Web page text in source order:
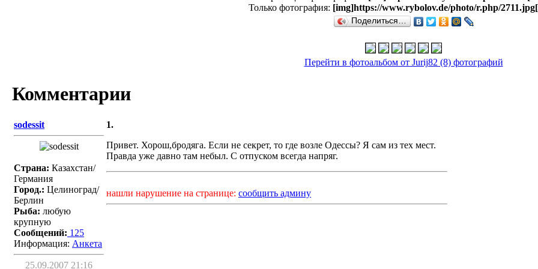
Только фотография: [img]https://www.rybolov.de/photo/r.php/
Поделиться…
Перейти в фотоальбом от Jurij82 (8) фотографий
Комментарии
sodessit
Страна: Казахстан/
Германия
Город.: Целиноград/
Берлин
Рыба: любую
крупную
Сообщений: 125
Информация: Aнкета
25.09.2007 21:16
1.
Привет. Хорош,бродяга. Если не секрет, то где возле Одессы? Я сам из тех мест.
Правда уже давно там небыл. С отпуском всегда напряг.
нашли нарушение на странице: сообщить админу